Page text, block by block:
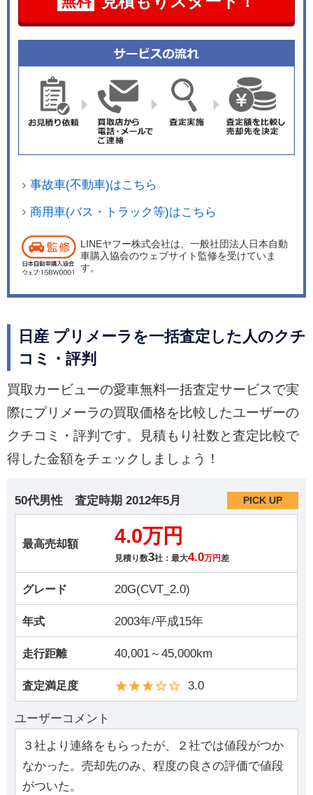
事故車(不動車)はこちら
商用車(バス・トラック等)はこちら
LINEヤフー株式会社は、一般社団法人日本自動
車購入協会のウェブサイト監修を受けていま
す。
日産 プリメーラを一括査定した人のクチ
コミ・評判
買取カービューの愛車無料一括査定サービスで実
際にプリメーラの買取価格を比較したユーザーの
クチコミ・評判です。見積もり社数と査定比較で
得した金額をチェックしましょう！
50代男性 査定時期 2012年5月 PICK UP
最高売却額 4.0万円
見積り数3社：最大4.0万円差
グレード 20G(CVT_2.0)
年式 2003年/平成15年
走行距離 40,001～45,000km
査定満足度 3.0
ユーザーコメント
３社より連絡をもらったが、２社では値段がつか
なかった。売却先のみ、程度の良さの評価で値段
がついた。